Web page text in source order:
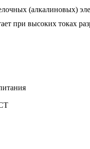
(алкалиновых)
при высоких токах